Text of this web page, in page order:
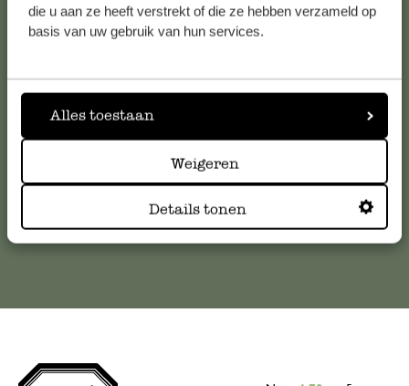
die u aan ze heeft verstrekt of die ze hebben verzameld op
basis van uw gebruik van hun services.
Alles toestaan
Weigeren
Details tonen
Service clientèle
veuillez contacter notre service clientèle. Ou retrouvez ici
serviceclientele@dille-kamille.com